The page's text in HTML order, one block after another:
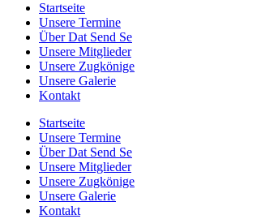
Startseite
Unsere Termine
Über Dat Send Se
Unsere Mitglieder
Unsere Zugkönige
Unsere Galerie
Kontakt
Startseite
Unsere Termine
Über Dat Send Se
Unsere Mitglieder
Unsere Zugkönige
Unsere Galerie
Kontakt